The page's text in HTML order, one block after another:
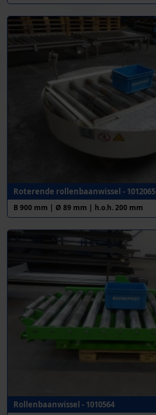
Roterende rollenbaanwissel - 1012065
B 900 mm | Ø 89 mm | h.o.h. 200 mm
Rollenbaanwissel - 1010564